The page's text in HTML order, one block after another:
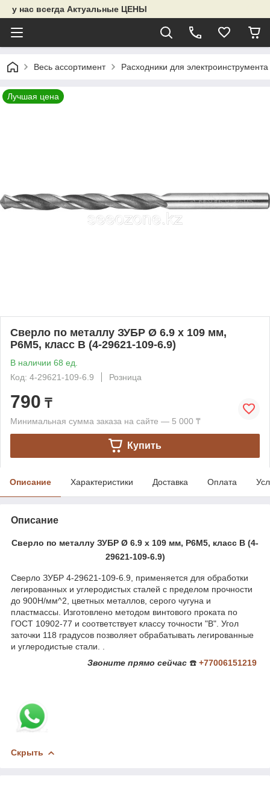
у нас всегда Актуальные ЦЕНЫ
Весь ассортимент Расходники для электроинструмента
Лучшая цена
Сверло по металлу ЗУБР Ø 6.9 x 109 мм,
Р6М5, класс В (4-29621-109-6.9)
В наличии 68 ед.
Код: 4-29621-109-6.9
Розница
790 ₸
Минимальная сумма заказа на сайте — 5 000 ₸
Купить
Описание Характеристики Доставка Оплата
Описание
Сверло по металлу ЗУБР Ø 6.9 x 109 мм, Р6М5, класс В (4-
29621-109-6.9)
Сверло ЗУБР 4-29621-109-6.9, применяется для обработки
легированных и углеродистых сталей с пределом прочности
до 900Н/мм^2, цветных металлов, серого чугуна и
пластмассы. Изготовлено методом винтового проката по
ГОСТ 10902-77 и соответствует классу точности "В". Угол
заточки 118 градусов позволяет обрабатывать легированные
и углеродистые стали. .
Звоните прямо сейчас ☎️ +77006151219
Скрыть